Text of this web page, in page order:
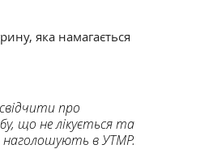
яка намагається
про
що не лікується та
наголошують в УТМР.